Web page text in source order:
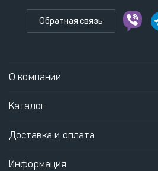
Обратная связь
О компании
Каталог
Доставка и оплата
Информация